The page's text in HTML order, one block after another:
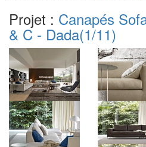
Projet : Canapés
& C - Dada(1/11)